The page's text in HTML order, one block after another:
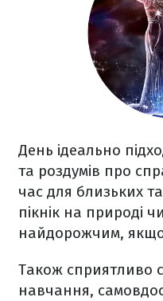
День ідеально
та роздумів про
час для близьких
пікнік на природі
найдорожчим,
Також сприятливо
навчання,